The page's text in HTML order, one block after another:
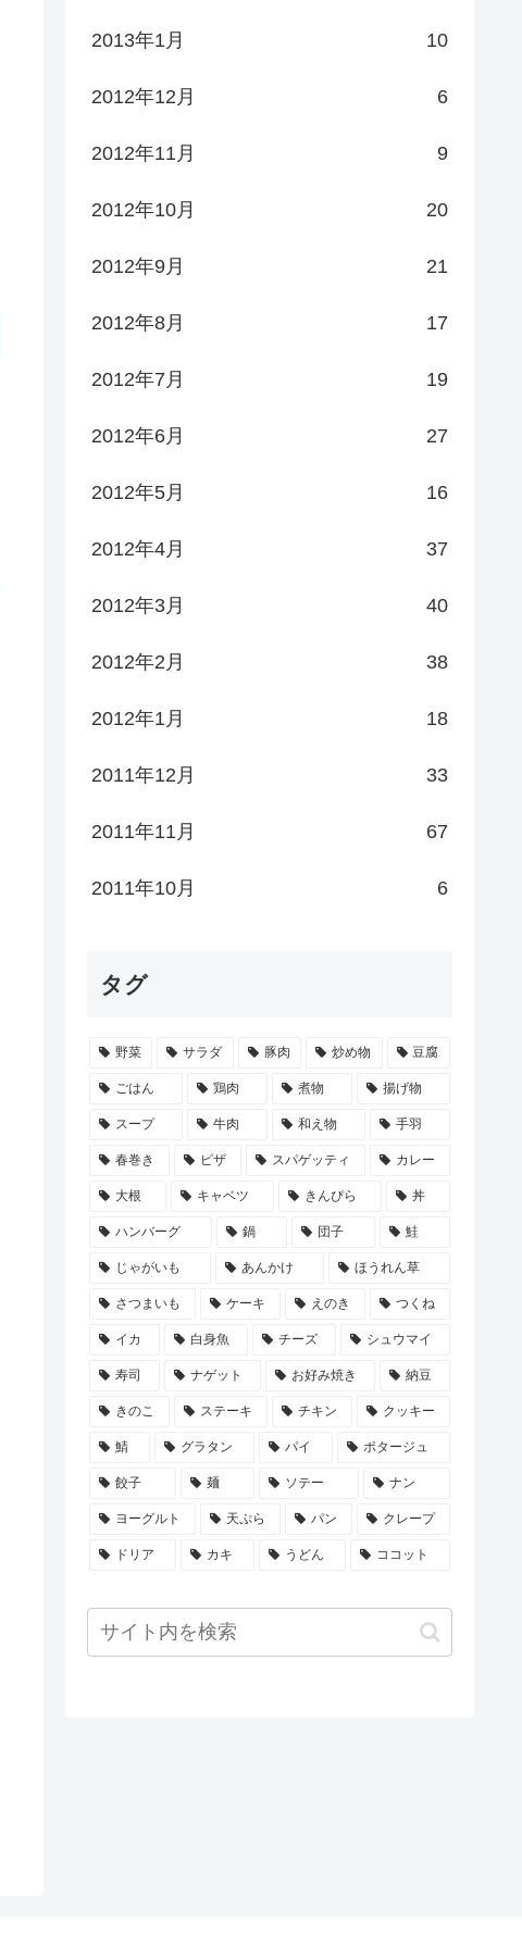
2013年1月 10
2012年12月 6
2012年11月 9
2012年10月 20
2012年9月 21
2012年8月 17
2012年7月 19
2012年6月 27
2012年5月 16
2012年4月 37
2012年3月 40
2012年2月 38
2012年1月 18
2011年12月 33
2011年11月 67
2011年10月 6
タグ
野菜 サラダ 豚肉 炒め物 豆腐
ごはん 鶏肉 煮物 揚げ物
スープ 牛肉 和え物 手羽
春巻き ピザ スパゲッティ カレー
大根 キャベツ きんぴら 丼
ハンバーグ 鍋 団子 鮭
じゃがいも あんかけ ほうれん草
さつまいも ケーキ えのき つくね
イカ 白身魚 チーズ シュウマイ
寿司 ナゲット お好み焼き 納豆
きのこ ステーキ チキン クッキー
鯖 グラタン パイ ポタージュ
餃子 麺 ソテー ナン
ヨーグルト 天ぷら パン クレープ
ドリア カキ うどん ココット